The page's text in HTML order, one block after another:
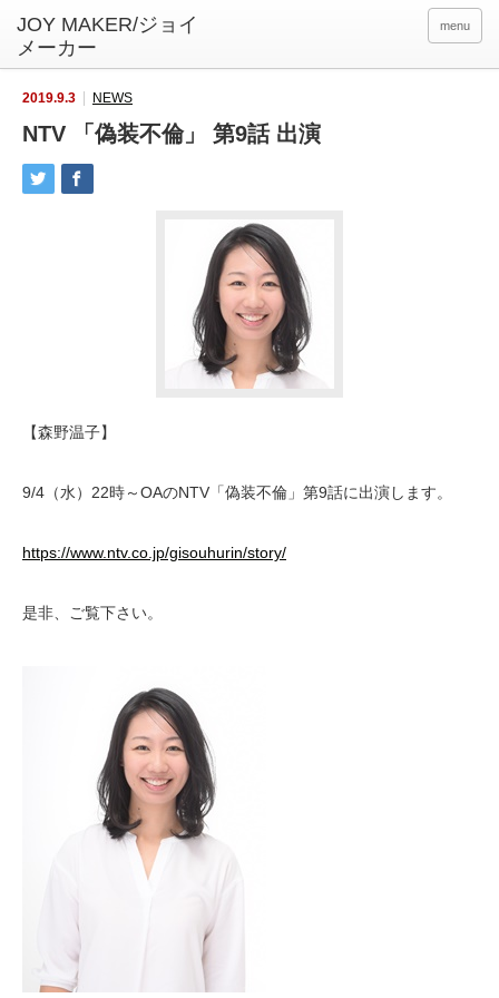
menu
2019.9.3 NEWS
NTV 「偽装不倫」 第9話 出演
【森野温子】
9/4（水）22時～OAのNTV「偽装不倫」第9話に出演します。
https://www.ntv.co.jp/gisouhurin/story/
是非、ご覧下さい。